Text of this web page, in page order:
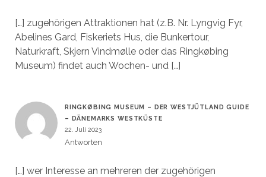
[…] zugehörigen Attraktionen hat (z.B. Nr. Lyngvig Fyr,
Abelines Gard, Fiskeriets Hus, die Bunkertour,
Naturkraft, Skjern Vindmølle oder das Ringkøbing
Museum) findet auch Wochen- und […]
RINGKØBING MUSEUM – DER WESTJÜTLAND GUIDE
– DÄNEMARKS WESTKÜSTE
22. Juli 2023
Antworten
[…] wer Interesse an mehreren der zugehörigen